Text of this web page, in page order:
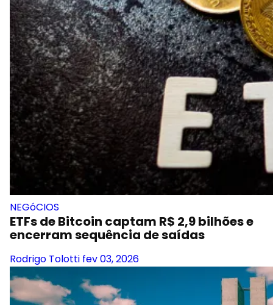
NEGóCIOS
ETFs de Bitcoin captam R$ 2,9 bilhões e
encerram sequência de saídas
Rodrigo Tolotti fev 03, 2026